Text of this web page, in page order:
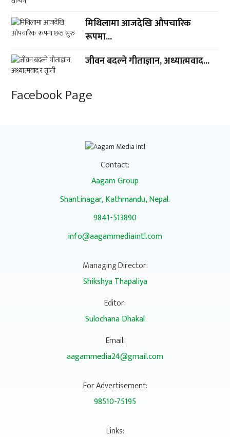
मिथिलामा आजदेखि औपचारिक
रूपमा...
जीवन बदल्ने गीताज्ञान, अध्यात्मवाद...
Facebook Page
Contact:
Aagam Group
Shantinagar, Kathmandu, Nepal.
9841-513890
info@aagammediaintl.com
Managing Director:
Shikshya Thapaliya
Editor:
Sulochana Dhakal
Email:
aagammedia24@gmail.com
For Advertisement:
98510-75195
Links: